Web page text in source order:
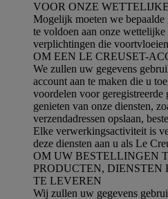
VOOR ONZE
Mogelijk moeten we
te voldoen aan onze
verplichtingen die
OM EEN LE CREUSET-
We zullen uw gegevens
account aan te maken die u
voordelen voor geregistreerde
genieten van onze diensten,
verzendadressen opslaan,
Elke verwerkingsactiviteit is
deze diensten aan u als Le
OM UW BESTELLINGEN
PRODUCTEN, DIENSTEN
TE LEVEREN
Wij zullen uw gegevens